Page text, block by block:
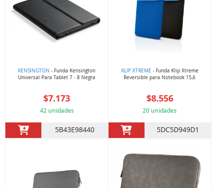
KENSINGTON - Funda Kensington
Universal Para Tablet 7 - 8 Negra
$7.173
42 unidades
5B43E98440
KLIP XTREME - Funda Klip Xtreme
Reversible para Notebook 15,6
$8.556
20 unidades
5DC5D949D1